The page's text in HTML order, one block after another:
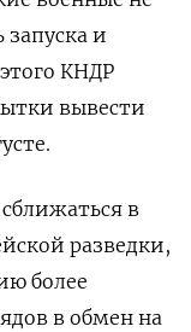
и
КНДР
вывести
в
разведки,
более
в обмен на